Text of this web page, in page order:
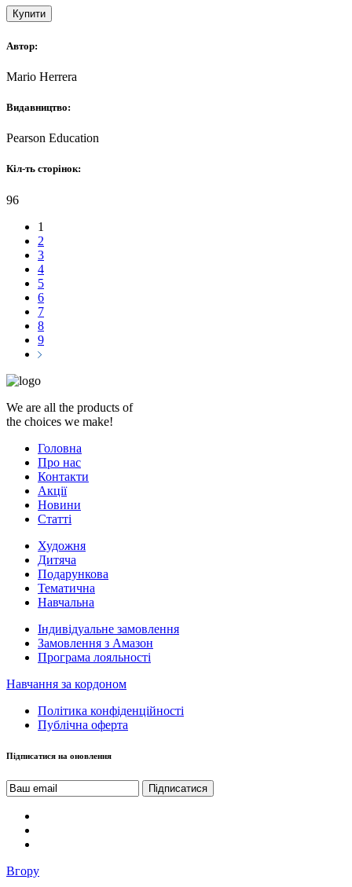
Купити
Автор:
Mario Herrera
Видавництво:
Pearson Education
Кіл-ть сторінок:
96
1
2
3
4
5
6
7
8
9
We are all the products of
the choices we make!
Головна
Про нас
Контакти
Акції
Новини
Статті
Художня
Дитяча
Подарункова
Тематична
Навчальна
Індивідуальне замовлення
Замовлення з Амазон
Програма лояльності
Навчання за кордоном
Політика конфіденційності
Публічна оферта
Підписатися на оновлення
Вгору